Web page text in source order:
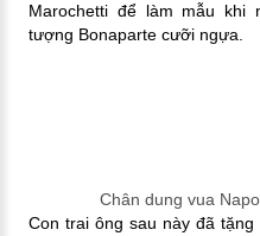
Marochetti để làm mẫu khi
tượng Bonaparte cưỡi ngựa.
Chân dung vua
Con trai ông sau này đã